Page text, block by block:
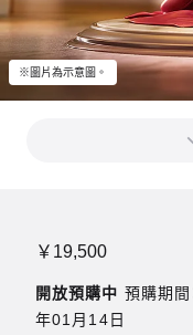
※圖片為示意圖。
￥19,500
開放預購中 預購期
年01月14日